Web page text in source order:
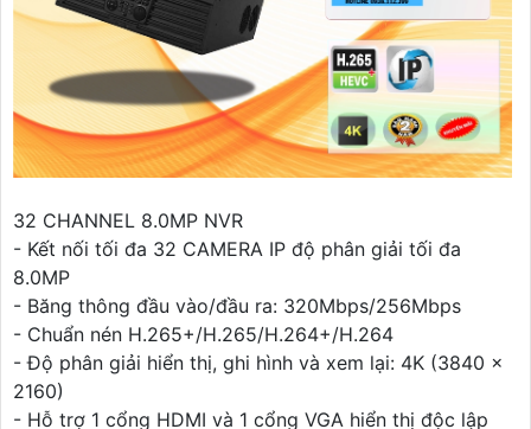
32 CHANNEL 8.0MP NVR
- Kết nối tối đa 32 CAMERA IP độ phân giải tối đa
8.0MP
- Băng thông đầu vào/đầu ra: 320Mbps/256Mbps
- Chuẩn nén H.265+/H.265/H.264+/H.264
- Độ phân giải hiển thị, ghi hình và xem lại: 4K (3840 x
2160)
- Hỗ trợ 1 cổng HDMI và 1 cổng VGA hiển thị độc lập